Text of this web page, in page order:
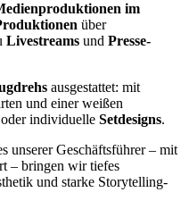
im
über
Livestreams und Presse-
ausgestattet: mit
und einer weißen
oder individuelle Setdesigns.
unserer Geschäftsführer – mit
– bringen wir tiefes
und starke Storytelling-